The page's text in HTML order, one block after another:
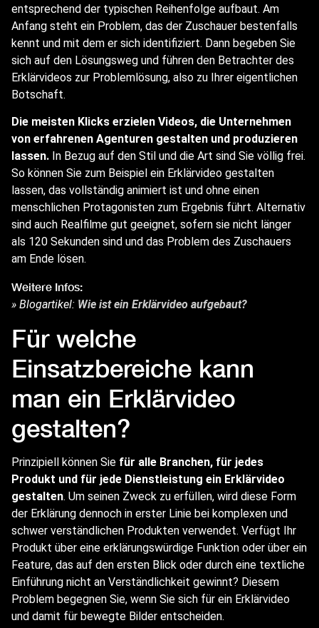
entsprechend der typischen Reihenfolge aufbaut. Am
Anfang steht ein Problem, das der Zuschauer bestenfalls
kennt und mit dem er sich identifiziert. Dann begeben Sie
sich auf den Lösungsweg und führen den Betrachter des
Erklärvideos zur Problemlösung, also zu Ihrer eigentlichen
Botschaft.
Die meisten Klicks erzielen Videos, die Unternehmen
von erfahrenen Agenturen gestalten und produzieren
lassen. In Bezug auf den Stil und die Art sind Sie völlig frei.
So können Sie zum Beispiel ein Erklärvideo gestalten
lassen, das vollständig animiert ist und ohne einen
menschlichen Protagonisten zum Ergebnis führt. Alternativ
sind auch Realfilme gut geeignet, sofern sie nicht länger
als 120 Sekunden sind und das Problem des Zuschauers
am Ende lösen.
Weitere Infos:
» Blogartikel: Wie ist ein Erklärvideo aufgebaut?
Für welche
Einsatzbereiche kann
man ein Erklärvideo
gestalten?
Prinzipiell können Sie für alle Branchen, für jedes
Produkt und für jede Dienstleistung ein Erklärvideo
gestalten. Um seinen Zweck zu erfüllen, wird diese Form
der Erklärung dennoch in erster Linie bei komplexen und
schwer verständlichen Produkten verwendet. Verfügt Ihr
Produkt über eine erklärungswürdige Funktion oder über ein
Feature, das auf den ersten Blick oder durch eine textliche
Einführung nicht an Verständlichkeit gewinnt? Diesem
Problem begegnen Sie, wenn Sie sich für ein Erklärvideo
und damit für bewegte Bilder entscheiden.